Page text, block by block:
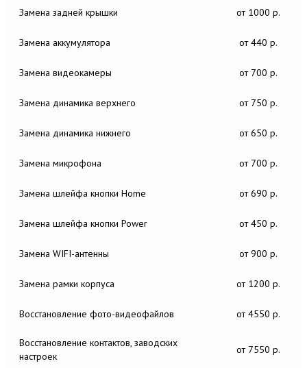
Замена задней крышки от 1000 р.
Замена аккумулятора от 440 р.
Замена видеокамеры от 700 р.
Замена динамика верхнего от 750 р.
Замена динамика нижнего от 650 р.
Замена микрофона от 700 р.
Замена шлейфа кнопки Home от 690 р.
Замена шлейфа кнопки Power от 450 р.
Замена WIFI-антенны от 900 р.
Замена рамки корпуса от 1200 р.
Восстановление фото-видеофайлов от 4550 р.
Восстановление контактов, заводских
настроек
от 7550 р.